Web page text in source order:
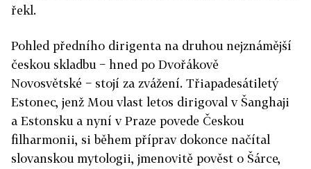
řekl.
Pohled předního dirigenta na druhou nejznámější
českou skladbu − hned po Dvořákově
Novosvětské − stojí za zvážení. Třiapadesátiletý
Estonec, jenž Mou vlast letos dirigoval v Šanghaji
a Estonsku a nyní v Praze povede Českou
filharmonii, si během příprav dokonce načítal
slovanskou mytologii, jmenovitě pověst o Šárce,